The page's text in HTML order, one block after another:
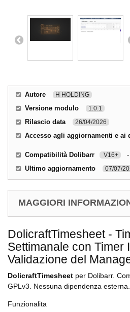
Autore H HOLDING
Versione modulo 1.0.1
Rilascio data 26/04/2026
Accesso agli aggiornamenti e ai
Compatibilità Dolibarr V16+
Ultimo aggiornamento 07/07/
MAGGIORI
DolicraftTimesheet -
Settimanale con Timer
Validazione del
DolicraftTimesheet per Dolibarr.
GPLv3. Nessuna dipendenza esterna.
Funzionalita